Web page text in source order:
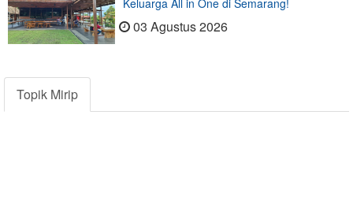
Keluarga All in One di Semarang!
03 Agustus 2026
Topik Mirip